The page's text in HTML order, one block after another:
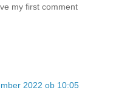
my first comment
2022 ob 10:05